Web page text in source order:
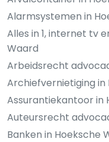
Alarmsystemen in
Alles in 1, internet tv
Waard
Arbeidsrecht
Archiefvernietiging in
Assurantiekantoor in
Auteursrecht
Banken in Hoeksche